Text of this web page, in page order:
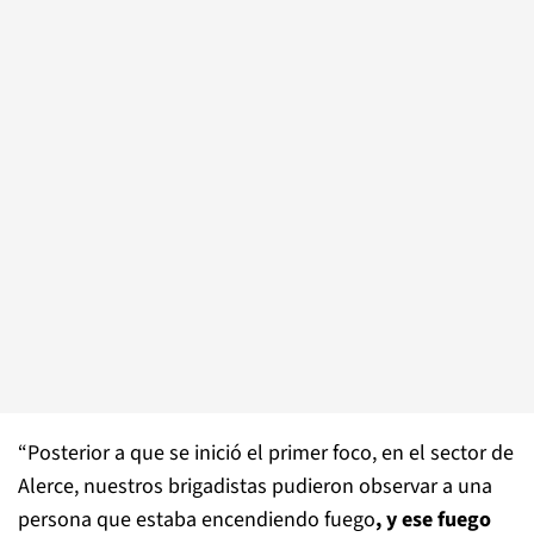
“Posterior a que se inició el primer foco, en el sector de
Alerce, nuestros brigadistas pudieron observar a una
persona que estaba encendiendo fuego, y ese fuego